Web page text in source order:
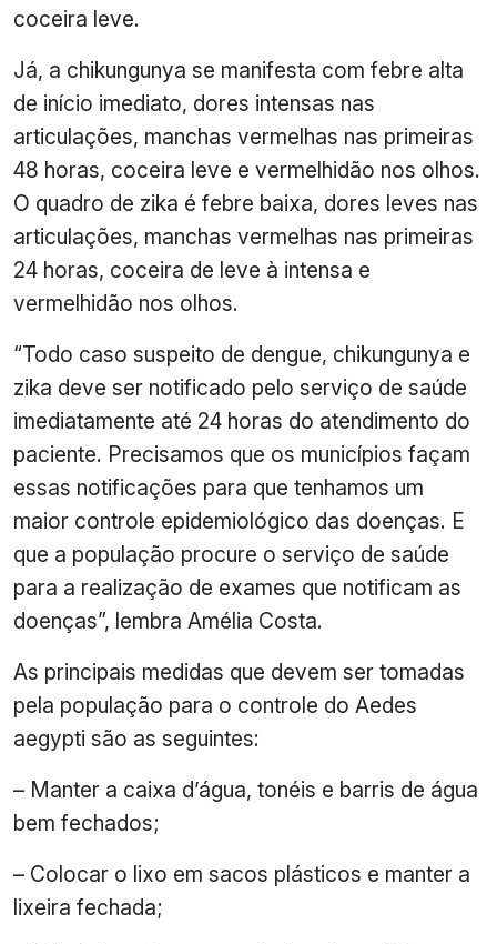
coceira leve.
Já, a chikungunya se manifesta com febre alta
de início imediato, dores intensas nas
articulações, manchas vermelhas nas primeiras
48 horas, coceira leve e vermelhidão nos olhos.
O quadro de zika é febre baixa, dores leves nas
articulações, manchas vermelhas nas primeiras
24 horas, coceira de leve à intensa e
vermelhidão nos olhos.
“Todo caso suspeito de dengue, chikungunya e
zika deve ser notificado pelo serviço de saúde
imediatamente até 24 horas do atendimento do
paciente. Precisamos que os municípios façam
essas notificações para que tenhamos um
maior controle epidemiológico das doenças. E
que a população procure o serviço de saúde
para a realização de exames que notificam as
doenças”, lembra Amélia Costa.
As principais medidas que devem ser tomadas
pela população para o controle do Aedes
aegypti são as seguintes:
– Manter a caixa d’água, tonéis e barris de água
bem fechados;
– Colocar o lixo em sacos plásticos e manter a
lixeira fechada;